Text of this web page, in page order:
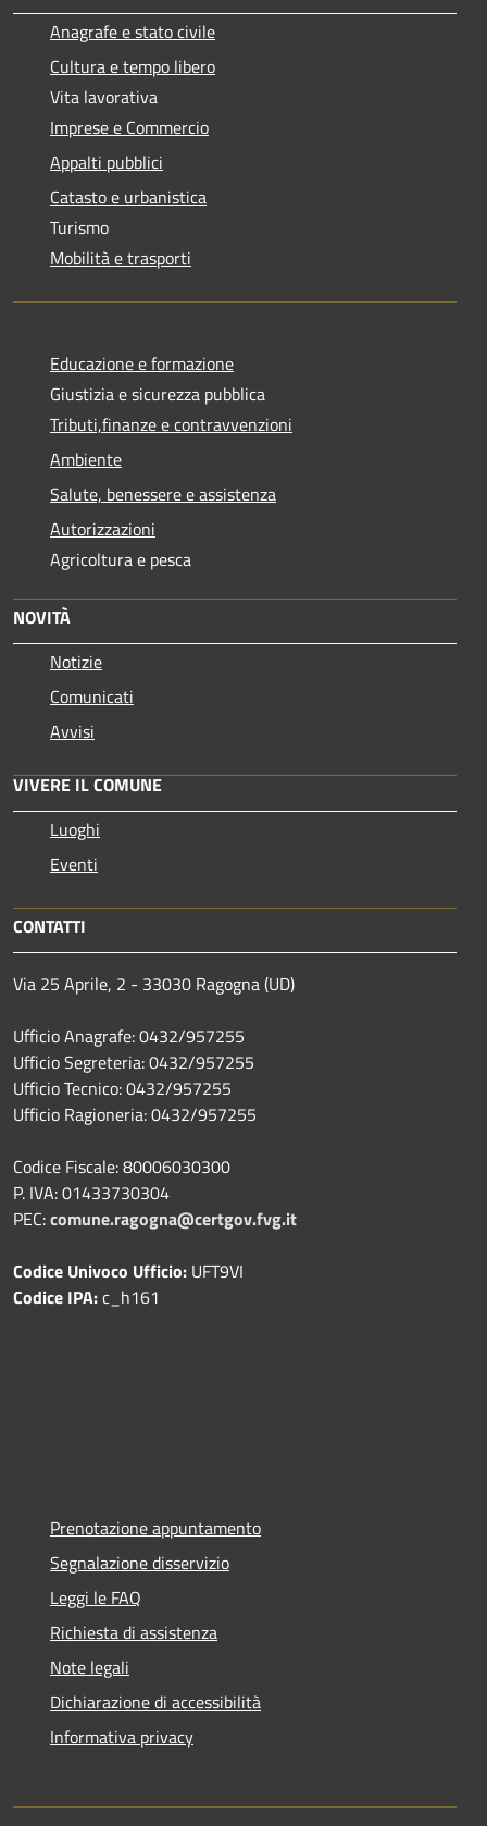
Anagrafe e stato civile
Cultura e tempo libero
Vita lavorativa
Imprese e Commercio
Appalti pubblici
Catasto e urbanistica
Turismo
Mobilità e trasporti
Educazione e formazione
Giustizia e sicurezza pubblica
Tributi,finanze e contravvenzioni
Ambiente
Salute, benessere e assistenza
Autorizzazioni
Agricoltura e pesca
NOVITÀ
Notizie
Comunicati
Avvisi
VIVERE IL COMUNE
Luoghi
Eventi
CONTATTI
Via 25 Aprile, 2 - 33030 Ragogna (UD)
Ufficio Anagrafe: 0432/957255
Ufficio Segreteria: 0432/957255
Ufficio Tecnico: 0432/957255
Ufficio Ragioneria: 0432/957255
Codice Fiscale: 80006030300
P. IVA: 01433730304
PEC:comune.ragogna@certgov.fvg.it
Codice Univoco Ufficio: UFT9VI
Codice IPA:c_h161
Prenotazione appuntamento
Segnalazione disservizio
Leggi le FAQ
Richiesta di assistenza
Note legali
Dichiarazione di accessibilità
Informativa privacy